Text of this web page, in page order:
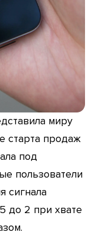
миру
старта продаж
под
пользователи
сигнала
до 2 при хвате